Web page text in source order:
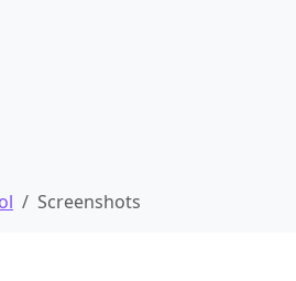
Screenshots